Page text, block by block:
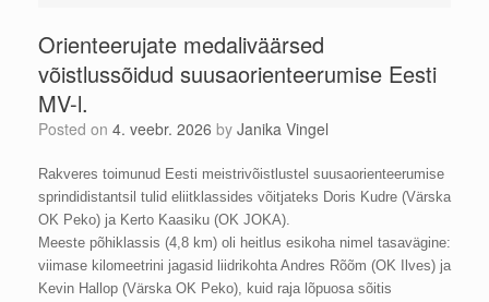
Orienteerujate medaliväärsed
võistlussõidud suusaorienteerumise Eesti
MV-l.
Posted on 4. veebr. 2026 by Janika Vingel
Rakveres toimunud Eesti meistrivõistlustel suusaorienteerumise
sprindidistantsil tulid eliitklassides võitjateks Doris Kudre (Värska
OK Peko) ja Kerto Kaasiku (OK JOKA).
Meeste põhiklassis (4,8 km) oli heitlus esikoha nimel tasavägine:
viimase kilomeetrini jagasid liidrikohta Andres Rõõm (OK Ilves) ja
Kevin Hallop (Värska OK Peko), kuid raja lõpuosa sõitis